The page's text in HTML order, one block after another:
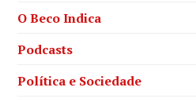
O Beco Indica
Podcasts
Política e Sociedade